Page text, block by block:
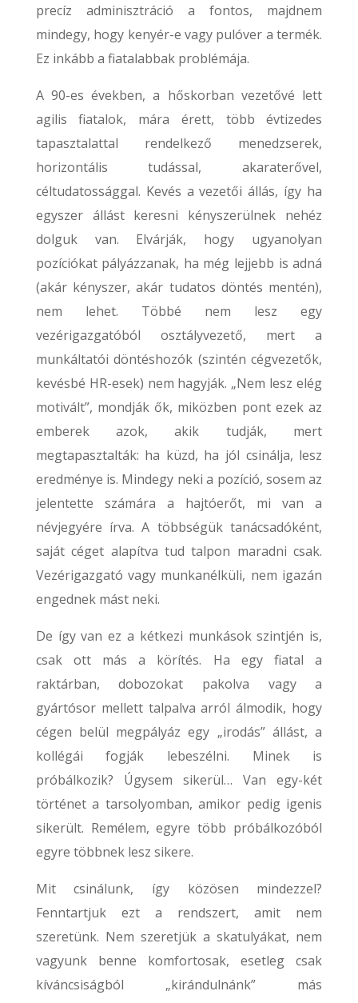
precíz adminisztráció a fontos, majdnem
mindegy, hogy kenyér-e vagy pulóver a termék.
Ez inkább a fiatalabbak problémája.
A 90-es években, a hőskorban vezetővé lett
agilis fiatalok, mára érett, több évtizedes
tapasztalattal rendelkező menedzserek,
horizontális tudással, akaraterővel,
céltudatossággal. Kevés a vezetői állás, így ha
egyszer állást keresni kényszerülnek nehéz
dolguk van. Elvárják, hogy ugyanolyan
pozíciókat pályázzanak, ha még lejjebb is adná
(akár kényszer, akár tudatos döntés mentén),
nem lehet. Többé nem lesz egy
vezérigazgatóból osztályvezető, mert a
munkáltatói döntéshozók (szintén cégvezetők,
kevésbé HR-esek) nem hagyják. „Nem lesz elég
motivált”, mondják ők, miközben pont ezek az
emberek azok, akik tudják, mert
megtapasztalták: ha küzd, ha jól csinálja, lesz
eredménye is. Mindegy neki a pozíció, sosem az
jelentette számára a hajtóerőt, mi van a
névjegyére írva. A többségük tanácsadóként,
saját céget alapítva tud talpon maradni csak.
Vezérigazgató vagy munkanélküli, nem igazán
engednek mást neki.
De így van ez a kétkezi munkások szintjén is,
csak ott más a körítés. Ha egy fiatal a
raktárban, dobozokat pakolva vagy a
gyártósor mellett talpalva arról álmodik, hogy
cégen belül megpályáz egy „irodás” állást, a
kollégái fogják lebeszélni. Minek is
próbálkozik? Úgysem sikerül… Van egy-két
történet a tarsolyomban, amikor pedig igenis
sikerült. Remélem, egyre több próbálkozóból
egyre többnek lesz sikere.
Mit csinálunk, így közösen mindezzel?
Fenntartjuk ezt a rendszert, amit nem
szeretünk. Nem szeretjük a skatulyákat, nem
vagyunk benne komfortosak, esetleg csak
kíváncsiságból „kirándulnánk” más